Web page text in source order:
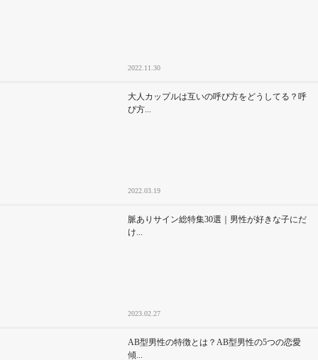
2022.11.30
大人カップルは互いの呼び方をどうしてる？呼
び方...
2022.03.19
脈ありサイン総特集30選｜男性が好きな子にだ
け...
2023.02.27
AB型男性の特徴とは？AB型男性の5つの恋愛
傾...